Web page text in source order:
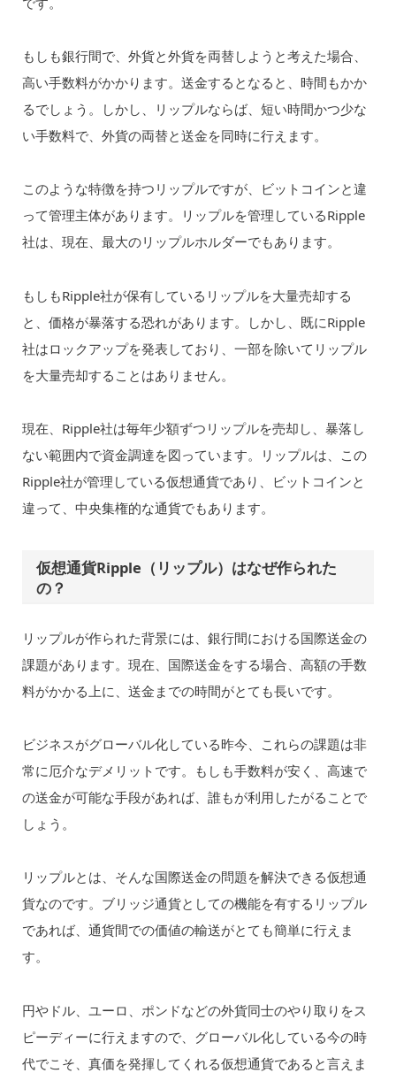
もしも銀行間で、外貨と外貨を両替しようと考えた場合、
高い手数料がかかります。送金するとなると、時間もかか
るでしょう。しかし、リップルならば、短い時間かつ少な
い手数料で、外貨の両替と送金を同時に行えます。
このような特徴を持つリップルですが、ビットコインと違
って管理主体があります。リップルを管理しているRipple
社は、現在、最大のリップルホルダーでもあります。
もしもRipple社が保有しているリップルを大量売却する
と、価格が暴落する恐れがあります。しかし、既にRipple
社はロックアップを発表しており、一部を除いてリップル
を大量売却することはありません。
現在、Ripple社は毎年少額ずつリップルを売却し、暴落し
ない範囲内で資金調達を図っています。リップルは、この
Ripple社が管理している仮想通貨であり、ビットコインと
違って、中央集権的な通貨でもあります。
仮想通貨Ripple（リップル）はなぜ作られた
の？
リップルが作られた背景には、銀行間における国際送金の
課題があります。現在、国際送金をする場合、高額の手数
料がかかる上に、送金までの時間がとても長いです。
ビジネスがグローバル化している昨今、これらの課題は非
常に厄介なデメリットです。もしも手数料が安く、高速で
の送金が可能な手段があれば、誰もが利用したがることで
しょう。
リップルとは、そんな国際送金の問題を解決できる仮想通
貨なのです。ブリッジ通貨としての機能を有するリップル
であれば、通貨間での価値の輸送がとても簡単に行えま
す。
円やドル、ユーロ、ポンドなどの外貨同士のやり取りをス
ピーディーに行えますので、グローバル化している今の時
代でこそ、真価を発揮してくれる仮想通貨であると言えま